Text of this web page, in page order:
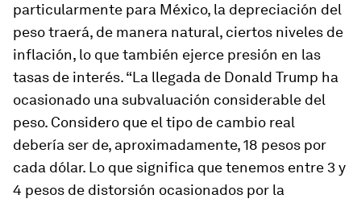
particularmente para México, la depreciación del
peso traerá, de manera natural, ciertos niveles de
inflación, lo que también ejerce presión en las
tasas de interés. “La llegada de Donald Trump ha
ocasionado una subvaluación considerable del
peso. Considero que el tipo de cambio real
debería ser de, aproximadamente, 18 pesos por
cada dólar. Lo que significa que tenemos entre 3 y
4 pesos de distorsión ocasionados por la